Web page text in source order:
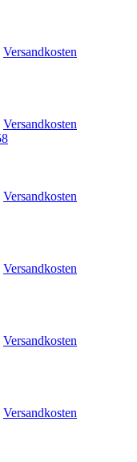
Versandkosten
Versandkosten
Versandkosten
Versandkosten
Versandkosten
Versandkosten